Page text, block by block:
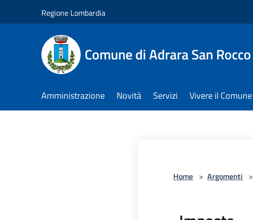
Regione Lombardia
Comune di Adrara San Rocco
Amministrazione Novità Servizi Vivere il Comune
Home > Argomenti >